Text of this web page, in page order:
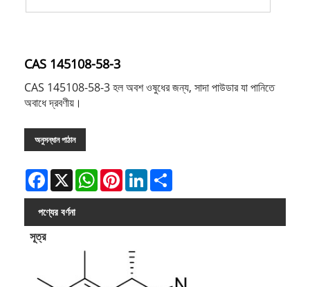
CAS 145108-58-3
CAS 145108-58-3 হল অবশ ওষুধের জন্য, সাদা পাউডার যা পানিতে
অবাধে দ্রবণীয়।
অনুসন্ধান পাঠান
Facebook
X WhatsAppPinterestLinkedIn
পণ্যের বর্ণনা
সূত্র